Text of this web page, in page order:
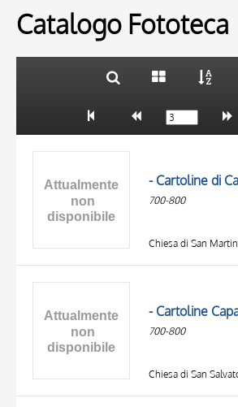
Catalogo Fototeca
700-800
700-800
Chiesa di San